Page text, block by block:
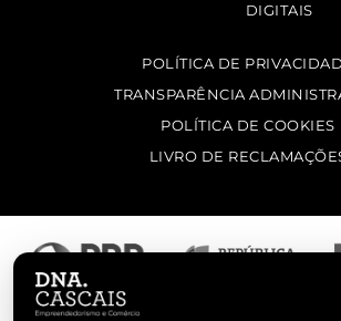
DIGITAIS
POLÍTICA DE
TRANSPARÊNCIA
POLÍTICA DE COOKIES
LIVRO DE